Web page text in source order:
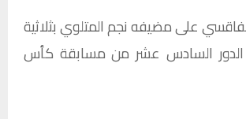
على مضيفه نجم المتلوي بثلاثية
السادس عشر من مسابقة كأس